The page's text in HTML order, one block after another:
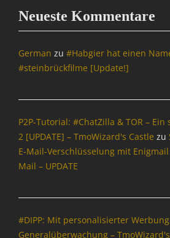
c
c
t
n
&
P
o
Neueste Kommentare
German zu #Habgier hat einen
#steinbrückfilme [Update!]
P2P-Tutorial: #ChatZilla & TOR –
2 [UPDATE] – TmoWizard's Castle zu
E-Mail-Verschlüsselung mit
Mail – UPDATE
#DIPP: Mit personalisierter
Generalüberwachung –